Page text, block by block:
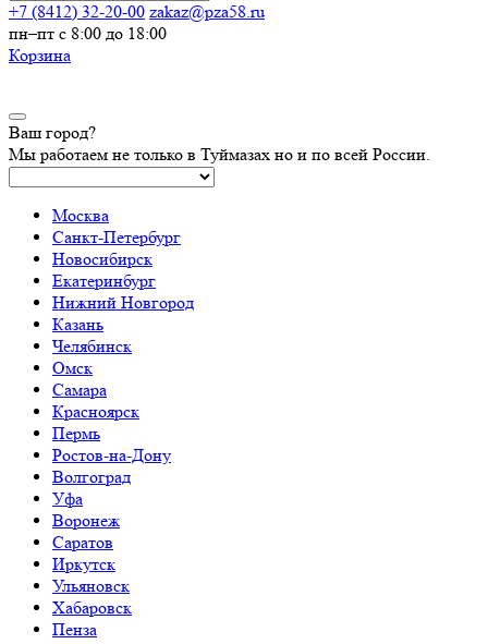
+7 (8412) 32-20-00 zakaz@pza58.ru
пн–пт с 8:00 до 18:00
Корзина
Ваш город?
Мы работаем не только в Туймазах но и по всей России.
Москва
Санкт-Петербург
Новосибирск
Екатеринбург
Нижний Новгород
Казань
Челябинск
Омск
Самара
Красноярск
Пермь
Ростов-на-Дону
Волгоград
Уфа
Воронеж
Саратов
Иркутск
Ульяновск
Хабаровск
Пенза